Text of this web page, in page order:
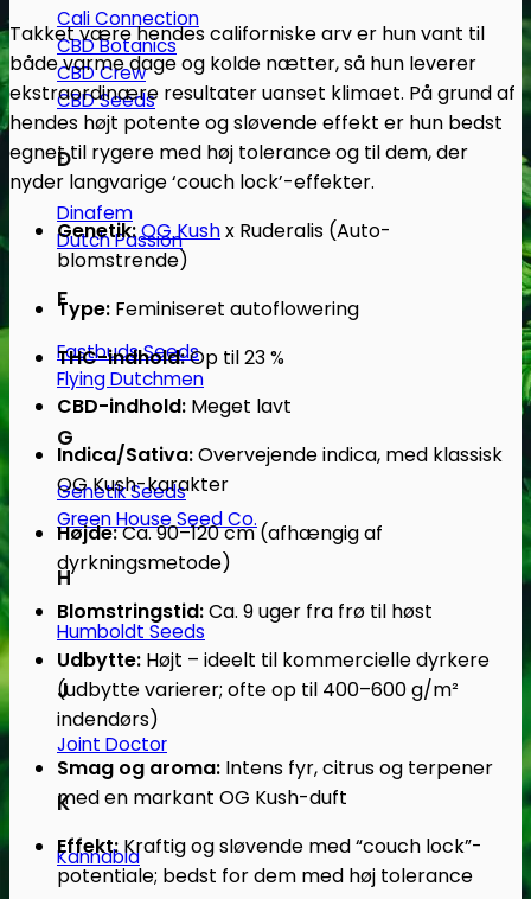
Cali Connection
CBD Botanics
CBD Crew
CBD Seeds
D
Dinafem
Dutch Passion
F
Fastbuds Seeds
Flying Dutchmen
G
Genetik Seeds
Green House Seed Co.
H
Humboldt Seeds
J
Joint Doctor
K
Kannabia
Takket være hendes californiske arv er hun vant til
både varme dage og kolde nætter, så hun leverer
ekstraordinære resultater uanset klimaet. På grund af
hendes højt potente og sløvende effekt er hun bedst
egnet til rygere med høj tolerance og til dem, der
nyder langvarige ‘couch lock’-effekter.
Genetik:OG Kushx Ruderalis (Auto-
blomstrende)
Type: Feminiseret autoflowering
THC-indhold:Op til 23 %
CBD-indhold: Meget lavt
Indica/Sativa:Overvejende indica, med klassisk
OG Kush-karakter
Højde:Ca. 90–120 cm (afhængig af
dyrkningsmetode)
Blomstringstid:Ca. 9 uger fra frø til høst
Udbytte: Højt – ideelt til kommercielle dyrkere
(udbytte varierer; ofte op til 400–600 g/m²
indendørs)
Smag og aroma: Intens fyr, citrus og terpener
med en markant OG Kush-duft
Effekt:Kraftig og sløvende med “couch lock”-
potentiale; bedst for dem med høj tolerance